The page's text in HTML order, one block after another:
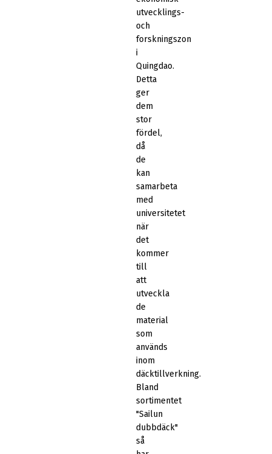
utvecklings-
och
forskningszon
i
Quingdao.
Detta
ger
dem
stor
fördel,
då
de
kan
samarbeta
med
universitetet
när
det
kommer
till
att
utveckla
de
material
som
används
inom
däcktillverkning.
Bland
sortimentet
"Sailun
dubbdäck"
så